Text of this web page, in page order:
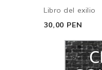
Libro del exilio
30,00 PEN